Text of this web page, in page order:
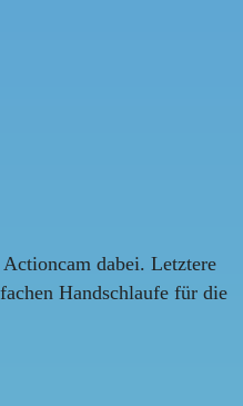
dabei. Letztere
Handschlaufe für die